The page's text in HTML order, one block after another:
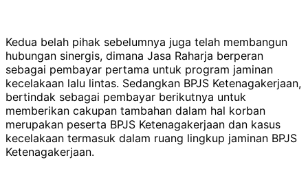
Kedua belah pihak sebelumnya juga telah membangun
hubungan sinergis, dimana Jasa Raharja berperan
sebagai pembayar pertama untuk program jaminan
kecelakaan lalu lintas. Sedangkan BPJS Ketenagakerjaan,
bertindak sebagai pembayar berikutnya untuk
memberikan cakupan tambahan dalam hal korban
merupakan peserta BPJS Ketenagakerjaan dan kasus
kecelakaan termasuk dalam ruang lingkup jaminan BPJS
Ketenagakerjaan.